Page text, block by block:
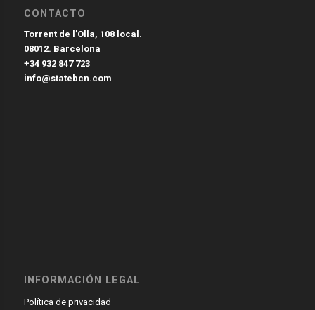
CONTACTO
Torrent de l’Olla, 108 local.
08012. Barcelona
+34 932 847 723
info@statebcn.com
INFORMACIÓN LEGAL
Política de privacidad